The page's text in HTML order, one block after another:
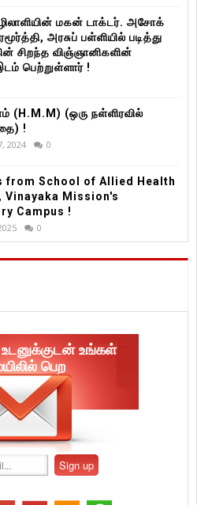
மகன் டாக்டர். அசோக்
அரசுப் பள்ளியில் படித்து
சிறந்த விஞ்ஞானிகளின்
பெற்றுள்ளார் !
(H.M.M) (ஒரு நள்ளிரவில்
!
2024 0
from School of Allied Health
Vinayaka Mission's
Campus !
0
உங்கள்
பெற